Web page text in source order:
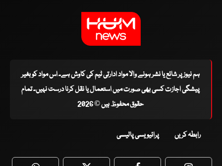
ہم نیوز پر شائع یا نشر ہونے والا مواد ادارتی ٹیم کی کاوش ہے۔ اس مواد کو بغیر
پیشگی اجازت کسی بھی صورت میں استعمال یا نقل کرنا درست نہیں۔ تمام
حقوق محفوظ ہیں © 2026
رابطہ کریں پرائیویسی پالیسی